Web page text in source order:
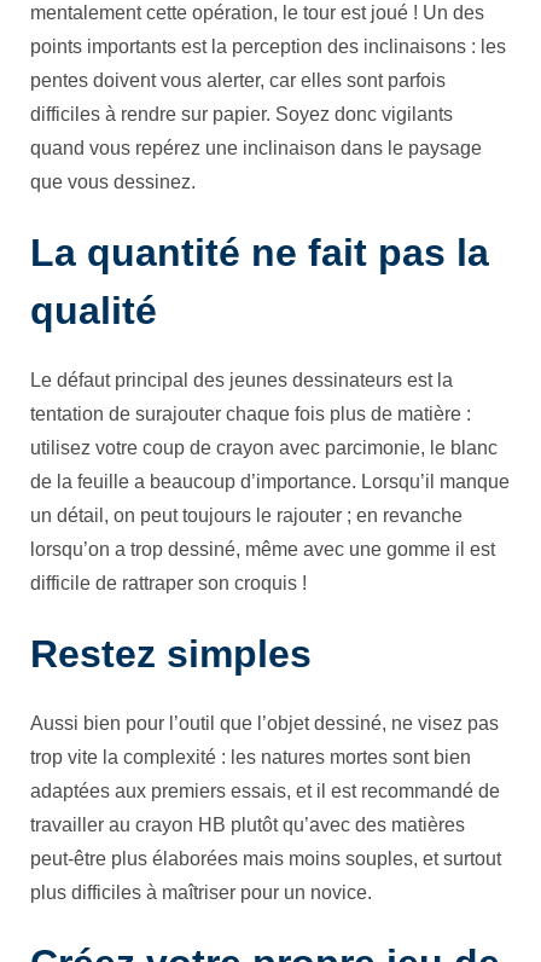
mentalement cette opération, le tour est joué ! Un des
points importants est la perception des inclinaisons : les
pentes doivent vous alerter, car elles sont parfois
difficiles à rendre sur papier. Soyez donc vigilants
quand vous repérez une inclinaison dans le paysage
que vous dessinez.
La quantité ne fait pas la
qualité
Le défaut principal des jeunes dessinateurs est la
tentation de surajouter chaque fois plus de matière :
utilisez votre coup de crayon avec parcimonie, le blanc
de la feuille a beaucoup d’importance. Lorsqu’il manque
un détail, on peut toujours le rajouter ; en revanche
lorsqu’on a trop dessiné, même avec une gomme il est
difficile de rattraper son croquis !
Restez simples
Aussi bien pour l’outil que l’objet dessiné, ne visez pas
trop vite la complexité : les natures mortes sont bien
adaptées aux premiers essais, et il est recommandé de
travailler au crayon HB plutôt qu’avec des matières
peut-être plus élaborées mais moins souples, et surtout
plus difficiles à maîtriser pour un novice.